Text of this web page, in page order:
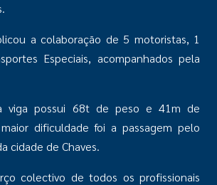
a colaboração de 5 motoristas, 1
Especiais, acompanhados pela
viga possui 68t de peso e 41m de
dificuldade foi a passagem pelo
cidade de Chaves.
colectivo de todos os profissionais